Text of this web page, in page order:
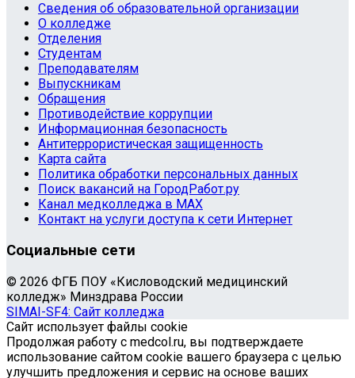
Сведения об образовательной организации
О колледже
Отделения
Студентам
Преподавателям
Выпускникам
Обращения
Противодействие коррупции
Информационная безопасность
Антитеррористическая защищенность
Карта сайта
Политика обработки персональных данных
Поиск вакансий на ГородРабот.ру
Канал медколледжа в MAX
Контакт на услуги доступа к сети Интернет
Социальные сети
© 2026 ФГБ ПОУ «Кисловодский медицинский
колледж» Минздрава России
SIMAI-SF4: Сайт колледжа
Сайт использует файлы cookie
Продолжая работу с medcol.ru, вы подтверждаете
использование сайтом cookie вашего браузера с целью
улучшить предложения и сервис на основе ваших